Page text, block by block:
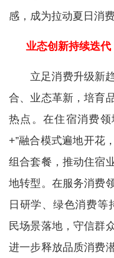
感，成为拉动夏日消
业态创新持续迭
立足消费升级新
合、业态革新，培育
热点。在住宿消费
+”融合模式遍地开花
组合套餐，推动住宿
地转型。在服务消费
日研学、绿色消费等
民场景落地，守信群
进一步释放品质消费